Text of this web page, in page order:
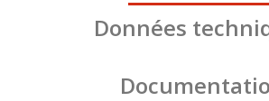
Données